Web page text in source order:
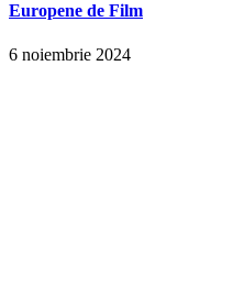
Europene de Film
6 noiembrie 2024